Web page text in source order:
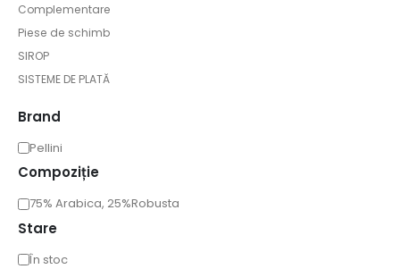
Complementare
Piese de schimb
SIROP
SISTEME DE PLATĂ
Brand
Pellini
Compoziție
75% Arabica, 25%Robusta
Stare
În stoc